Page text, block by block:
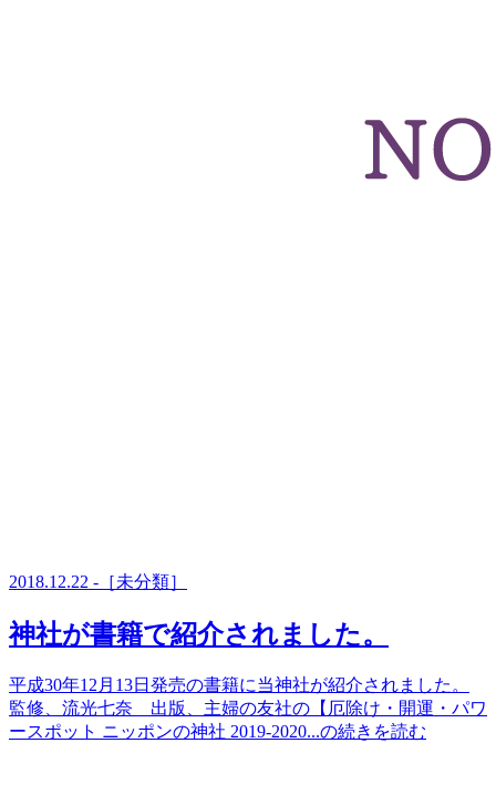
2018.12.22 -［未分類］
神社が書籍で紹介されました。
平成30年12月13日発売の書籍に当神社が紹介されました。
監修、流光七奈 出版、主婦の友社の【厄除け・開運・パワ
ースポット ニッポンの神社 2019-2020...の続きを読む